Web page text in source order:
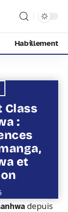
Habillement
Class
:
et
depuis